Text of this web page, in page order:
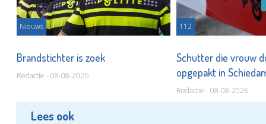
Nieuws
Brandstichter is zoek
Redactie - 08-08-2026
112
Schutter die vrouw
opgepakt in
Redactie - 08-08-2026
Lees ook